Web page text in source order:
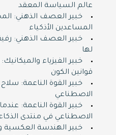
عالم السياسة المعقد
خبير العصف الذهني:
المساعدين الأذكياء
خبير العصف الذهني:
لها
خبير الفيزياء
قوانين الكون
خبير القوة الناعمة:
الاصطناعي
خبير القوة الناعمة:
الاصطناعي في منتدى
خبير الهندسة العكسية